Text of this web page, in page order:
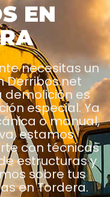
EN
necesitas un
Derribos.net
es
especial. Ya
o manual,
estamos
con técnicas
estructuras y
sobre tus
en Tordera.